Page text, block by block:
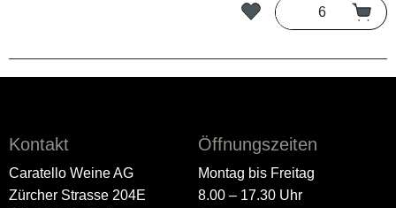
Kontakt
Caratello Weine AG
Zürcher Strasse 204E
Öffnungszeiten
Montag bis Freitag
8.00 – 17.30 Uhr